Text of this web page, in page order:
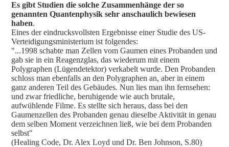
Es gibt Studien die solche Zusammenhänge der so
genannten Quantenphysik sehr anschaulich bewiesen
haben.
Eines der eindrucksvollsten Ergebnisse einer Studie des US-
Verteidigungsministerium ist folgendes:
"...1998 schabte man Zellen vom Gaumen eines Probanden und
gab sie in ein Reagenzglas, das wiederum mit einem
Polygraphen (Lügendetektor) verkabelt wurde. Den Probanden
schloss man ebenfalls an den Polygraphen an, aber in einem
ganz anderen Teil des Gebäudes. Nun lies man ihn fernsehen:
und zwar friedliche, beruhigende wie auch brutale,
aufwühlende Filme. Es stellte sich heraus, dass bei den
Gaumenzellen des Probanden genau dieselbe Aktivität in genau
dem selben Moment verzeichnen ließ, wie bei dem Probanden
selbst"
(Healing Code, Dr. Alex Loyd und Dr. Ben Johnson, S.80)